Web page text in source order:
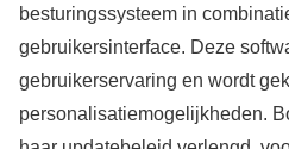
besturingssysteem in
gebruikersinterface. Deze
gebruikerservaring en wordt
personalisatiemogelijkheden.